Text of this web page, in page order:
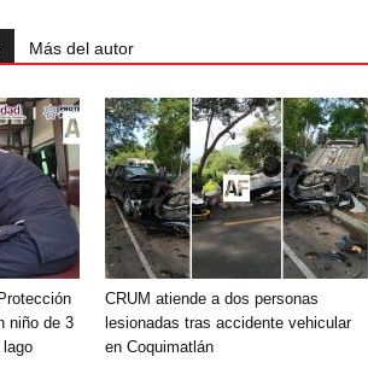
Más del autor
niño de 3
CRUM atiende a dos personas
lesionadas tras accidente vehicular
en Coquimatlán